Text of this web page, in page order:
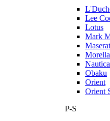
Lee
Lotus
Mark
Nautica
Obaku
Orient
Orient
P-S